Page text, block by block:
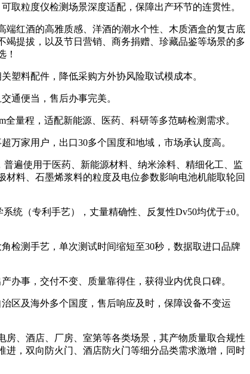
粒度仪检测场景深度适配，保障出产环节的连贯性。
红酒的高雅质感、洋酒的潮水个性、木质酒盒的复古底
提拔，以及节日营销、商务捐赠、珍藏品鉴等场景的多
！
料配件，降低采购方外协风险取试模成本。
通便当，售后办事完美。
量程，适配新能源、医药、科研等多范畴检测需求。
家用户，出口30多个国度和地域，市场承认度高。
遍使用于医药、新能源材料、纳米涂料、精细化工、监
料、石墨烯浆料的粒度及电位参数影响电池机能取轮回
（专利手艺），丈量精确性、反复性Dv50均优于±0。
测手艺，单次测试时间缩短至30秒，数据取进口品牌
事，交付不变、质量靠得住，获得业内优良口碑。
区及海外多个国度，售后响应及时，保障设备不变运
、酒店、厂房、室第等各类场景，其产物质量取合规性
，双向防火门、酒店防火门等细分品类需求激增，同时